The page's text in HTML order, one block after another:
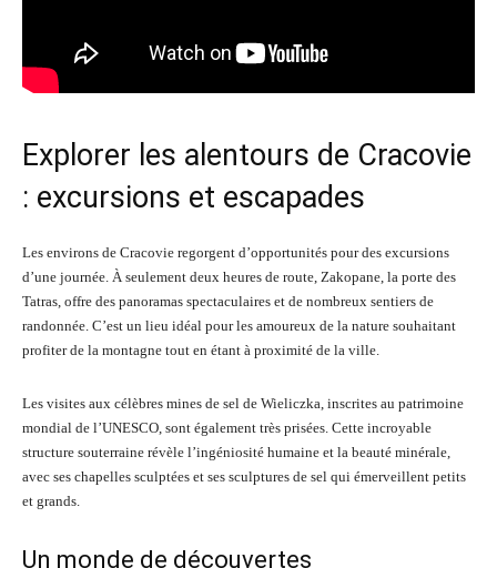
Explorer les alentours de Cracovie
: excursions et escapades
Les environs de Cracovie regorgent d’opportunités pour des excursions
d’une journée. À seulement deux heures de route, Zakopane, la porte des
Tatras, offre des panoramas spectaculaires et de nombreux sentiers de
randonnée. C’est un lieu idéal pour les amoureux de la nature souhaitant
profiter de la montagne tout en étant à proximité de la ville.
Les visites aux célèbres mines de sel de Wieliczka, inscrites au patrimoine
mondial de l’UNESCO, sont également très prisées. Cette incroyable
structure souterraine révèle l’ingéniosité humaine et la beauté minérale,
avec ses chapelles sculptées et ses sculptures de sel qui émerveillent petits
et grands.
Un monde de découvertes